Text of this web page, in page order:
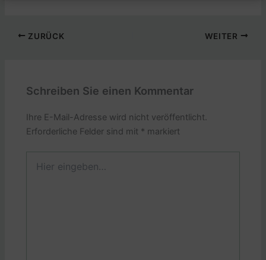
ZURÜCK WEITER
Schreiben Sie einen Kommentar
Ihre E-Mail-Adresse wird nicht veröffentlicht.
Erforderliche Felder sind mit * markiert
eingeben…